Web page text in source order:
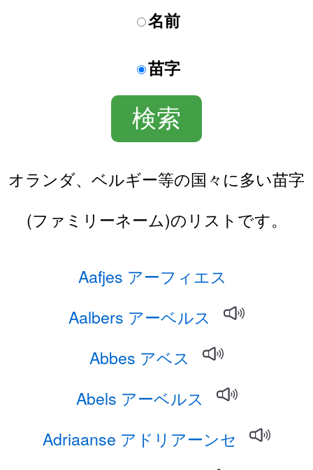
名前
苗字
オランダ、ベルギー等の国々に多い苗字
(ファミリーネーム)のリストです。
Aafjes アーフィエス
Aalbers アーベルス
Abbes アベス
Abels アーベルス
Adriaanse アドリアーンセ